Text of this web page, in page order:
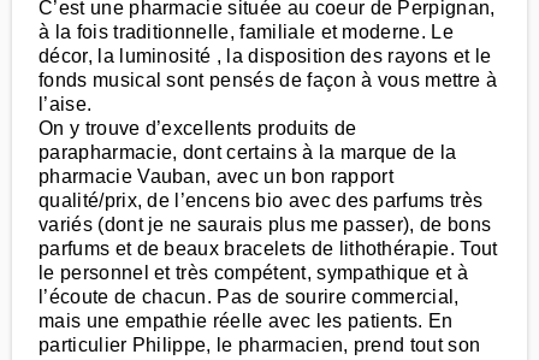
C’est une pharmacie située au coeur de Perpignan,
à la fois traditionnelle, familiale et moderne. Le
décor, la luminosité , la disposition des rayons et le
fonds musical sont pensés de façon à vous mettre à
l’aise.
On y trouve d’excellents produits de
parapharmacie, dont certains à la marque de la
pharmacie Vauban, avec un bon rapport
qualité/prix, de l’encens bio avec des parfums très
variés (dont je ne saurais plus me passer), de bons
parfums et de beaux bracelets de lithothérapie. Tout
le personnel et très compétent, sympathique et à
l’écoute de chacun. Pas de sourire commercial,
mais une empathie réelle avec les patients. En
particulier Philippe, le pharmacien, prend tout son